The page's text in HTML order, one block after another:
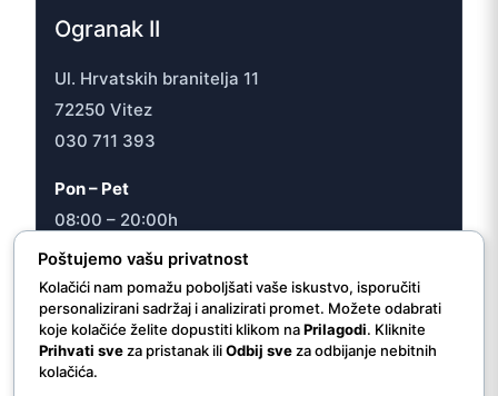
Ogranak II
Ul. Hrvatskih branitelja 11
72250 Vitez
030 711 393
Pon – Pet
08:00 – 20:00h
Sub
08:00 – 16:30h
Poštujemo vašu privatnost
Kolačići nam pomažu poboljšati vaše iskustvo, isporučiti
personalizirani sadržaj i analizirati promet. Možete odabrati
koje kolačiće želite dopustiti klikom naPrilagodi. Kliknite
Prihvati sveza pristanak iliOdbij sveza odbijanje nebitnih
kolačića.